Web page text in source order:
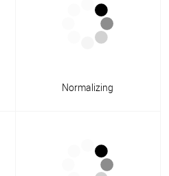
Normalizing